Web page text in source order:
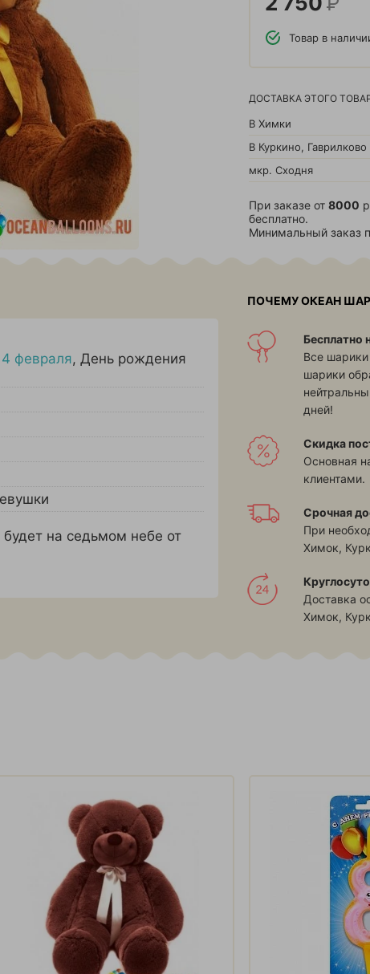
Товар в
ДОСТАВКА ЭТОГО
В Химки
В Куркино,
мкр. Сходня
При заказе от 8000
бесплатно.
Минимальный заказ
февраля, День рождения
на седьмом небе от
ПОЧЕМУ ОКЕАН
Бесплатно
Все
шарики
дней!
Скидка
Основная
клиентами.
Срочная
При
Химок,
Доставка
Химок,